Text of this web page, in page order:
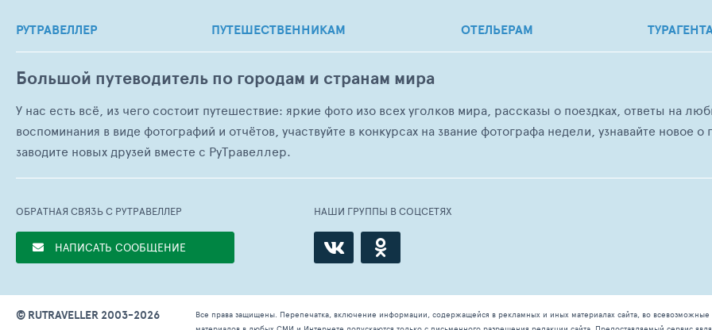
РУТРАВЕЛЛЕР ПУТЕШЕСТВЕННИКАМ ОТЕЛЬЕРАМ
Большой путеводитель по городам и странам мира
У нас есть всё, из чего состоит путешествие: яркие фото изо всех уголков мира, рассказы о поездках, ответы на
воспоминания в виде фотографий и отчётов, участвуйте в конкурсах на звание фотографа недели, узнавайте новое
заводите новых друзей вместе с РуТравеллер.
ОБРАТНАЯ СВЯЗЬ С РУТРАВЕЛЛЕР
НАПИСАТЬ СООБЩЕНИЕ
НАШИ ГРУППЫ В СОЦСЕТЯХ
© RUTRAVELLER 2003-2026
Все права защищены. Перепечатка, включение информации, содержащейся в рекламных и иных материалах сайта, во